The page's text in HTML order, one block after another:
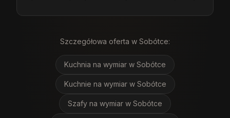
Szczegółowa oferta w Sobótce:
Kuchnia na wymiar w Sobótce
Kuchnie na wymiar w Sobótce
Szafy na wymiar w Sobótce